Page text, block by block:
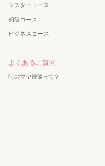
マスターコース
初級コース
ビジネスコース
よくあるご質問
時のマヤ暦®って？